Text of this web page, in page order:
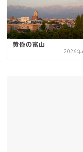
黄昏の富山
2026年